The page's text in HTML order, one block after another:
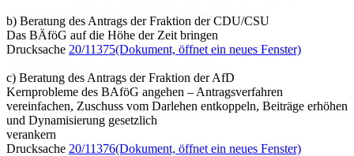
b) Beratung des Antrags der Fraktion der CDU/CSU
Das BÄföG auf die Höhe der Zeit bringen
Drucksache 20/11375(Dokument, öffnet ein neues Fenster)
c) Beratung des Antrags der Fraktion der AfD
Kernprobleme des BAföG angehen – Antragsverfahren
vereinfachen, Zuschuss vom Darlehen entkoppeln, Beiträge erhöhen
und Dynamisierung gesetzlich
verankern
Drucksache 20/11376(Dokument, öffnet ein neues Fenster)